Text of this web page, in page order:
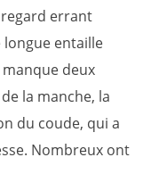
errant
longue entaille
deux
la manche, la
du coude, qui a
Nombreux ont